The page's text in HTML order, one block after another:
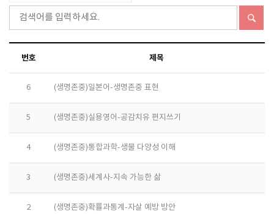
번호 제목
6 (생명존중)일본어-생명존중 표현
5 (생명존중)실용영어-공감치유 편지쓰기
4 (생명존중)통합과학-생물 다양성 이해
3 (생명존중)세계사-지속 가능한 삶
2 (생명존중)확률과통계-자살 예방 방안